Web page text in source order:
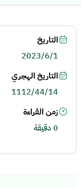
التاريخ
2023/6/1
التاريخ الهجري
1112/44/14
زمن القراءة
0 دقيقة